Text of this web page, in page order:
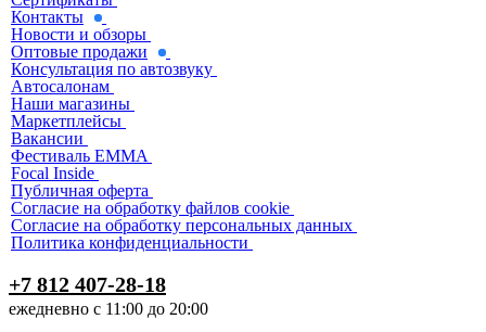
Контакты
Новости и обзоры
Оптовые продажи
Консультация по автозвуку
Автосалонам
Наши магазины
Маркетплейсы
Вакансии
Фестиваль EMMA
Focal Inside
Публичная оферта
Согласие на обработку файлов cookie
Согласие на обработку персональных данных
Политика конфиденциальности
+7 812 407-28-18
ежедневно с 11:00 до 20:00